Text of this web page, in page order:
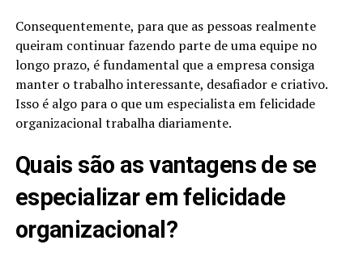
Consequentemente, para que as pessoas realmente
queiram continuar fazendo parte de uma equipe no
longo prazo, é fundamental que a empresa consiga
manter o trabalho interessante, desafiador e criativo.
Isso é algo para o que um especialista em felicidade
organizacional trabalha diariamente.
Quais são as vantagens de se
especializar em felicidade
organizacional?